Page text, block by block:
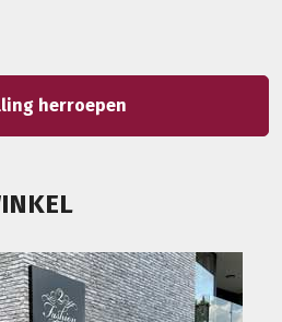
herroepen